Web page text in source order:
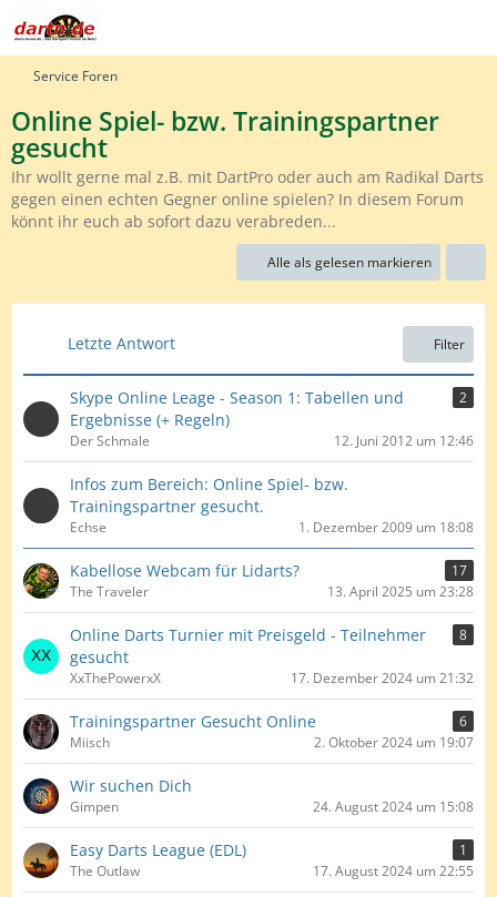
Service Foren
Online Spiel- bzw. Trainingspartner
gesucht
Ihr wollt gerne mal z.B. mit DartPro oder auch am Radikal Darts
gegen einen echten Gegner online spielen? In diesem Forum
könnt ihr euch ab sofort dazu verabreden...
Alle als gelesen markieren
Letzte Antwort Filter
Skype Online Leage - Season 1: Tabellen und
Ergebnisse (+ Regeln)
2
Der Schmale 12. Juni 2012 um 12:46
Infos zum Bereich: Online Spiel- bzw.
Trainingspartner gesucht.
Echse 1. Dezember 2009 um 18:08
Kabellose Webcam für Lidarts?
17
The Traveler
13. April 2025 um 23:28
Online Darts Turnier mit Preisgeld - Teilnehmer
gesucht
8
XxThePowerxX 17. Dezember 2024 um 21:32
Trainingspartner Gesucht Online
6
Miisch
2. Oktober 2024 um 19:07
Wir suchen Dich
Gimpen 24. August 2024 um 15:08
Easy Darts League (EDL)
1
The Outlaw
17. August 2024 um 22:55